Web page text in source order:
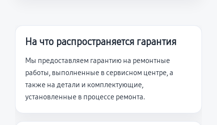
На что распространяется гарантия
Мы предоставляем гарантию на ремонтные
работы, выполненные в сервисном центре, а
также на детали и комплектующие,
установленные в процессе ремонта.